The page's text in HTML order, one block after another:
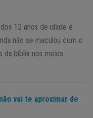
12 anos de idade é
não se maculou com o
da bíblia nos meios
vai te aproximar de